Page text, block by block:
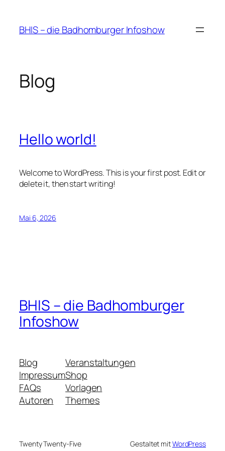
springen
BHIS – die Badhomburger Infoshow
Blog
Hello world!
Welcome to WordPress. This is your first post. Edit or
delete it, then start writing!
Mai 6, 2026
BHIS – die Badhomburger
Infoshow
Blog
Impressum
FAQs
Autoren
Veranstaltungen
Shop
Vorlagen
Themes
Twenty Twenty-Five Gestaltet mitWordPress